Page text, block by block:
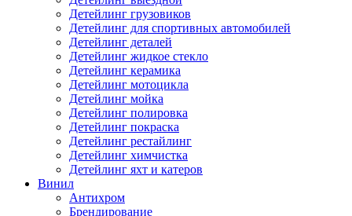
Детейлинг грузовиков
Детейлинг для спортивных автомобилей
Детейлинг деталей
Детейлинг жидкое стекло
Детейлинг керамика
Детейлинг мотоцикла
Детейлинг мойка
Детейлинг полировка
Детейлинг покраска
Детейлинг рестайлинг
Детейлинг химчистка
Детейлинг яхт и катеров
Винил
Антихром
Брендирование